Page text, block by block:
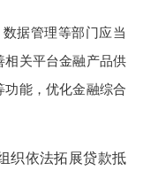
据管理等部门应当
相关平台金融产品供
功能，优化金融综合
依法拓展贷款抵